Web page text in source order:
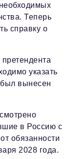
Теперь
справку о
указать
был вынесен
в Россию с
обязанности
2028 года.